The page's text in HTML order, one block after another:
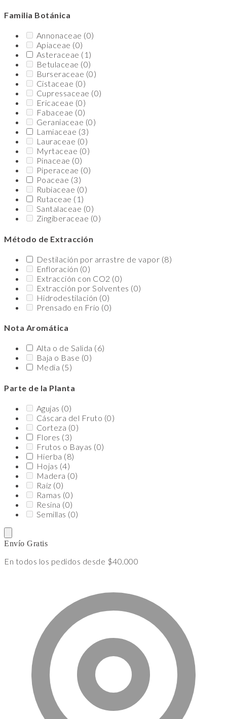
Familia Botánica
Annonaceae (0)
Apiaceae (0)
Asteraceae (1)
Betulaceae (0)
Burseraceae (0)
Cistaceae (0)
Cupressaceae (0)
Ericaceae (0)
Fabaceae (0)
Geraniaceae (0)
Lamiaceae (3)
Lauraceae (0)
Myrtaceae (0)
Pinaceae (0)
Piperaceae (0)
Poaceae (3)
Rubiaceae (0)
Rutaceae (1)
Santalaceae (0)
Zingiberaceae (0)
Método de Extracción
Destilación por arrastre de vapor (8)
Enfloración (0)
Extracción con CO2 (0)
Extracción por Solventes (0)
Hidrodestilación (0)
Prensado en Frío (0)
Nota Aromática
Alta o de Salida (6)
Baja o Base (0)
Media (5)
Parte de la Planta
Agujas (0)
Cáscara del Fruto (0)
Corteza (0)
Flores (3)
Frutos o Bayas (0)
Hierba (8)
Hojas (4)
Madera (0)
Raíz (0)
Ramas (0)
Resina (0)
Semillas (0)
Envío Gratis
En todos los pedidos desde $40.000